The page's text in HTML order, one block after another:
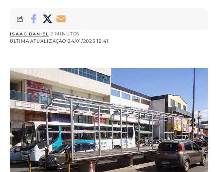
ÚLTIMA ATUALIZAÇÃO 24/01/2023 18:41
ISAAC DANIEL 2 MINUTOS